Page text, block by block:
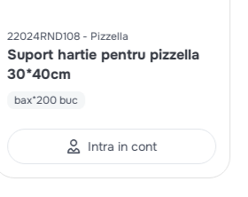
22024RND108 Pizzella
Suport hartie pentru pizzella
30*40cm
bax*200 buc
Intra in cont